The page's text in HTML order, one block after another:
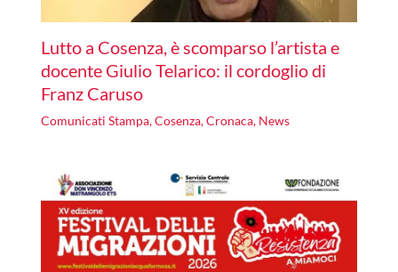
Lutto a Cosenza, è scomparso l’artista e
docente Giulio Telarico: il cordoglio di
Franz Caruso
Comunicati Stampa,Cosenza,Cronaca, News